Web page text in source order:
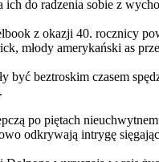
ich do radzenia sobie z
z okazji 40. rocznicy
młody amerykański as
być beztroskim czasem
po piętach
odkrywają intrygę